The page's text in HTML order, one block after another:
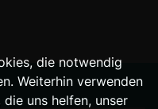
die notwendig
Weiterhin verwenden
uns helfen, unser